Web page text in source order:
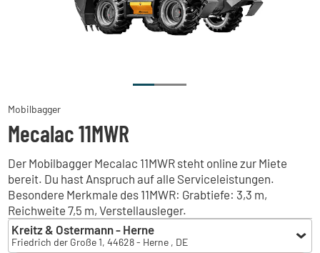
Mobilbagger
Mecalac 11MWR
Der Mobilbagger Mecalac 11MWR steht online zur Miete
bereit. Du hast Anspruch auf alle Serviceleistungen.
Besondere Merkmale des 11MWR: Grabtiefe: 3,3 m,
Reichweite 7,5 m, Verstellausleger.
Kreitz & Ostermann - Herne
Friedrich der Große 1, 44628 - Herne , DE